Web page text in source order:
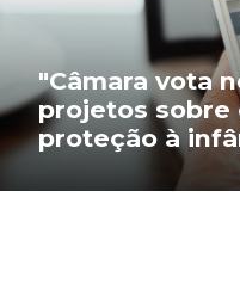
"Câmara vota
projetos sobre
proteção à